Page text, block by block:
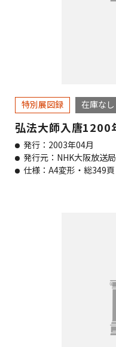
特別展図録 在庫なし
弘法大師入唐1200
発行：2003年04月
発行元：NHK大阪放送
仕様：A4変形・総349